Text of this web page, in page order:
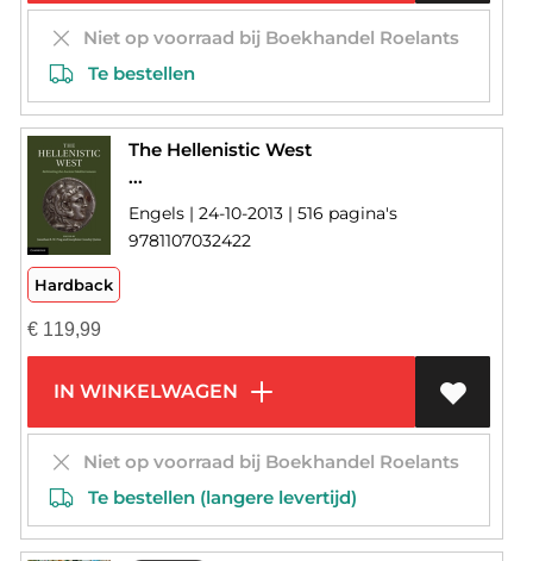
Niet op voorraad bij Boekhandel Roelants
Te bestellen
The Hellenistic West
...
Engels | 24-10-2013 | 516 pagina's
9781107032422
Hardback
€119,99
IN WINKELWAGEN
Niet op voorraad bij Boekhandel Roelants
Te bestellen (langere levertijd)